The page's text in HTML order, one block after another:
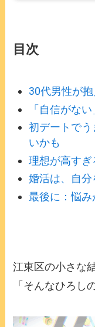
目次
30代男性が
「自信がな
初デートで
いかも
理想が高す
婚活は、自
最後に：悩
江東区の小さな
「そんなひろし